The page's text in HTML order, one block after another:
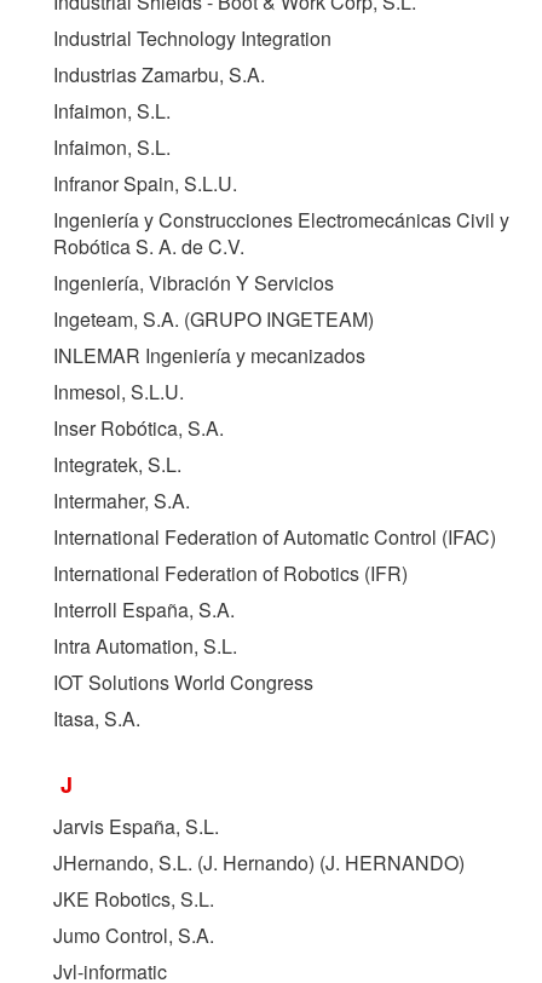
Industrial Technology Integration
Industrias Zamarbu, S.A.
Infaimon, S.L.
Infaimon, S.L.
Infranor Spain, S.L.U.
Ingeniería y Construcciones Electromecánicas Civil y
Robótica S. A. de C.V.
Ingeniería, Vibración Y Servicios
Ingeteam, S.A. (GRUPO INGETEAM)
INLEMAR Ingeniería y mecanizados
Inmesol, S.L.U.
Inser Robótica, S.A.
Integratek, S.L.
Intermaher, S.A.
International Federation of Automatic Control (IFAC)
International Federation of Robotics (IFR)
Interroll España, S.A.
Intra Automation, S.L.
IOT Solutions World Congress
Itasa, S.A.
J
Jarvis España, S.L.
JHernando, S.L. (J. Hernando) (J. HERNANDO)
JKE Robotics, S.L.
Jumo Control, S.A.
Jvl-informatic